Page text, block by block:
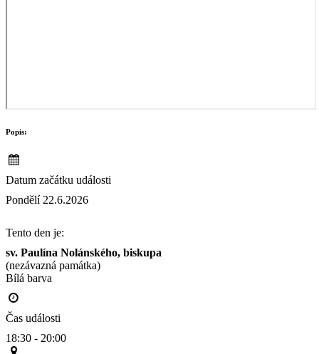
Popis:
Datum začátku události
Pondělí 22.6.2026
Tento den je:
sv. Paulína Nolánského, biskupa
(nezávazná památka)
Bílá barva
Čas události
18:30 - 20:00